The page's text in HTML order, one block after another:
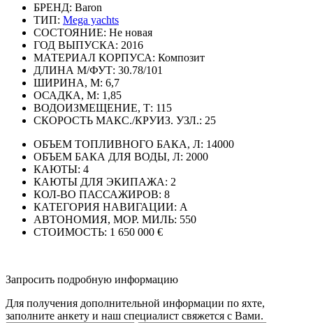
БРЕНД: Baron
ТИП: Mega yachts
СОСТОЯНИЕ: Не новая
ГОД ВЫПУСКА: 2016
МАТЕРИАЛ КОРПУСА: Композит
ДЛИНА М/ФУТ: 30.78/101
ШИРИНА, М: 6,7
ОСАДКА, М: 1,85
ВОДОИЗМЕЩЕНИЕ, Т: 115
СКОРОСТЬ МАКС./КРУИЗ. УЗЛ.: 25
ОБЪЕМ ТОПЛИВНОГО БАКА, Л: 14000
ОБЪЕМ БАКА ДЛЯ ВОДЫ, Л: 2000
КАЮТЫ: 4
КАЮТЫ ДЛЯ ЭКИПАЖА: 2
КОЛ-ВО ПАССАЖИРОВ: 8
КАТЕГОРИЯ НАВИГАЦИИ: A
АВТОНОМИЯ, МОР. МИЛЬ: 550
СТОИМОСТЬ: 1 650 000 €
Запросить подробную информацию
Для получения дополнительной информации по яхте,
заполните анкету и наш специалист свяжется с Вами.